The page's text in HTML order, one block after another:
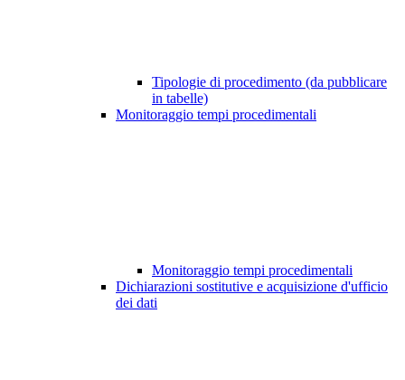
Tipologie di procedimento (da pubblicare
in tabelle)
Monitoraggio tempi procedimentali
Monitoraggio tempi procedimentali
Dichiarazioni sostitutive e acquisizione d'ufficio
dei dati